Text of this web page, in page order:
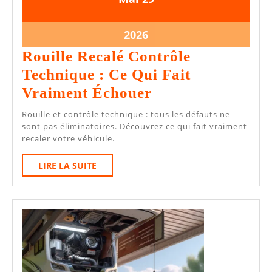
2026
202629
mai
2026
Rouille Recalé Contrôle
Technique : Ce Qui Fait
Vraiment Échouer
Recalé
Contrôle
Ce
Qui
Fait
Vraiment
Échouer
Rouille et contrôle technique : tous les défauts ne
sont pas éliminatoires. Découvrez ce qui fait vraiment
recaler votre véhicule.
LIRE LA SUITE
LA